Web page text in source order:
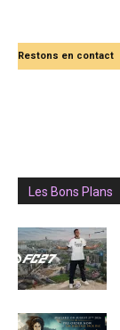
Restons en contact
Les Bons Plans